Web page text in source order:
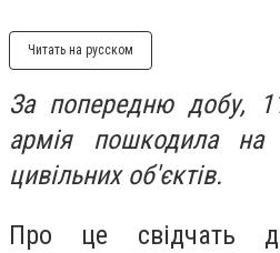
Читать на русском
За попередню добу,
армія пошкодила на
цивільних об'єктів.
Про це свідчать